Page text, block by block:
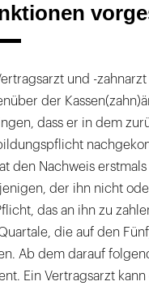
und -
der
dass er in dem
den Nachweis
der ihn nicht
das an ihn zu
die auf den
Ab dem darauf
Ein Vertragsarzt